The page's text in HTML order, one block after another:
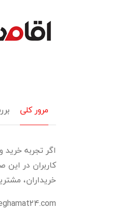
مرور کلی
کاربران در
خریداران،